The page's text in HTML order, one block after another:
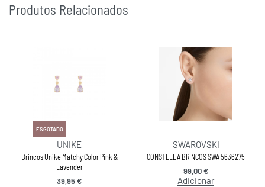
Produtos Relacionados
ESGOTADO
UNIKE
Brincos Unike Matchy Color Pink &
Lavender
39,95€
SWAROVSKI
CONSTELLA BRINCOS SWA 5636275
99,00€
Adicionar